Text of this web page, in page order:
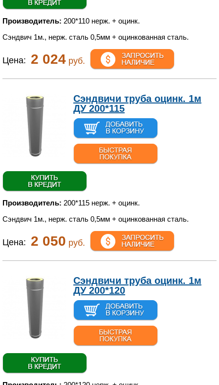
Производитель: 200*110 нерж. + оцинк.
Сэндвич 1м., нерж. сталь 0,5мм + оцинкованная сталь.
Цена: 2 024 руб.
Сэндвичи труба оцинк. 1м
ДУ 200*115
Производитель: 200*115 нерж. + оцинк.
Сэндвич 1м., нерж. сталь 0,5мм + оцинкованная сталь.
Цена: 2 050 руб.
Сэндвичи труба оцинк. 1м
ДУ 200*120